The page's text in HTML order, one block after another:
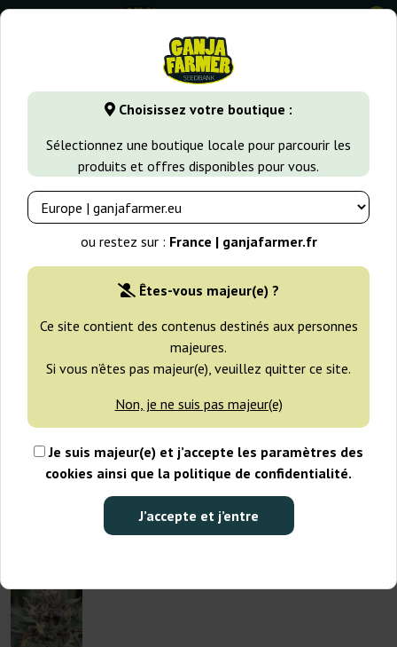
Choisissez votre boutique :
Sélectionnez une boutique locale pour parcourir les
produits et offres disponibles pour vous.
ou restez sur : France | ganjafarmer.fr
Êtes-vous majeur(e) ?
Ce site contient des contenus destinés aux personnes
majeures.
Si vous n’êtes pas majeur(e), veuillez quitter ce site.
Non, je ne suis pas majeur(e)
Je suis majeur(e) et j’accepte les paramètres des
cookies ainsi que la politique de confidentialité.
J’accepte et j’entre
0
GanjaFarmer.fr Types de Graines Graines de Cannabis